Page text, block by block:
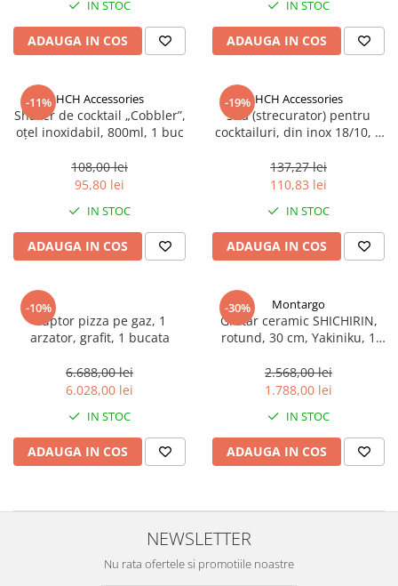
Mustar si specialitati din mustar
Otet
Alte tipuri de otet
Crema de otet balsamic si
preparate
Otet Fallot
Otet Gegenbauer
Otet Golles
Otet Weyers
Otet Wiberg Gastro
Piper
Produse de patiserie
Frisca si smantana
Sare de mare din Franta / Italia /
Spania / Cipru / Africa
Sare de mare din Oceanele Pacific
Portugalia
Razatoare, peelere, feliatoare
Tavi
Forme de copt
Placi de taiere
Accesorii pentru patiserie
Manusi de bucatarie
Vase gatit speciale
Suporturi pentru oale
Capace pentru vase de gatit
Vase cu inductie
Placi inductie
Prajitore paine
Gratare
IN STOC
ADAUGA IN COS
IN STOC
ADAUGA IN COS
-11% HCH Accessories
Shaker de cocktail „Cobbler”,
oțel inoxidabil, 800ml, 1 buc
108,00 lei
95,80 lei
IN STOC
ADAUGA IN COS
-19% HCH Accessories
Sita (strecurator) pentru
cocktailuri, din inox 18/10, 1
137,27 lei
110,83 lei
IN STOC
ADAUGA IN COS
-10%
Cuptor pizza pe gaz, 1
arzator, grafit, 1 bucata
6.688,00 lei
6.028,00 lei
IN STOC
ADAUGA IN COS
-30% Montargo
Gratar ceramic SHICHIRIN,
rotund, 30 cm, Yakiniku, 1
2.568,00 lei
1.788,00 lei
IN STOC
ADAUGA IN COS
NEWSLETTER
Nu rata ofertele si promotiile noastre